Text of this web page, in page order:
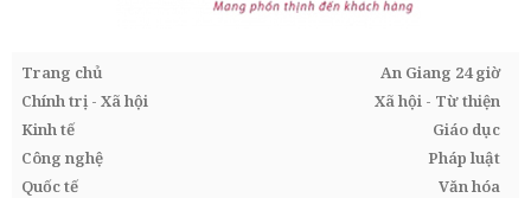
Trang chủ
An Giang 24 giờ
Chính trị - Xã hội
Xã hội - Từ thiện
Kinh tế
Giáo dục
Công nghệ
Pháp luật
Quốc tế
Văn hóa